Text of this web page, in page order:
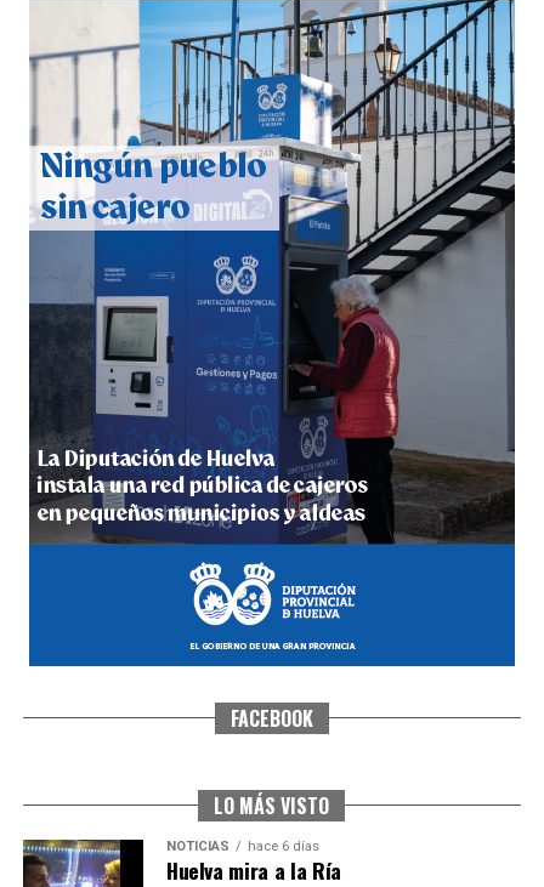
QUINTA CORRIDA DE LAS FIESTAS COLOMBINAS
2026
hace 6 días·Huelvatv
5º DÍA DE LAS FIESTAS COLOMBINAS 2026
hace 6 días·Huelvatv
CUARTA CORRIDA DE LAS FIESTAS COLOMBINAS
Huelvatv
FACEBOOK
LO MÁS VISTO
NOTICIAS hace 6 días
Huelva mira a la Ría